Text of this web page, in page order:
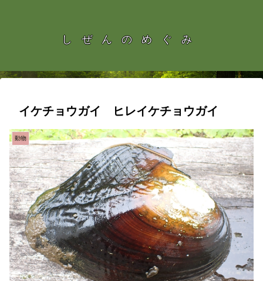
しぜんのめぐみ
イケチョウガイ ヒレイケチョウガイ
動物